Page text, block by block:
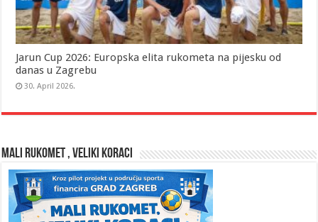
Jarun Cup 2026: Europska elita rukometa na pijesku od
danas u Zagrebu
30. April 2026.
MALI RUKOMET , VELIKI KORACI